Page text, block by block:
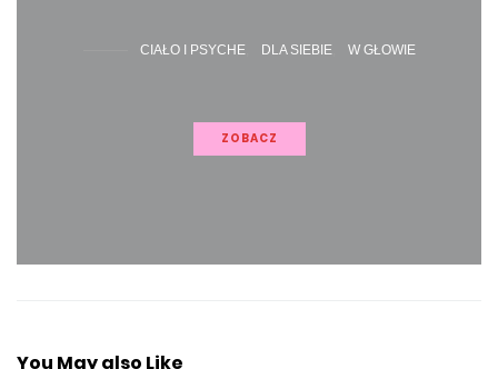
CIAŁO I PSYCHE DLA SIEBIE W GŁOWIE
ZOBACZ
You May also Like